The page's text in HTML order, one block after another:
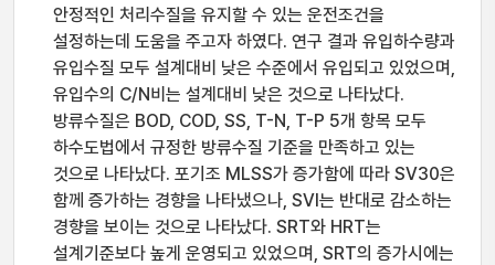
안정적인 처리수질을 유지할 수 있는 운전조건을
설정하는데 도움을 주고자 하였다. 연구 결과 유입하수량과
유입수질 모두 설계대비 낮은 수준에서 유입되고 있었으며,
유입수의 C/N비는 설계대비 낮은 것으로 나타났다.
방류수질은 BOD, COD, SS, T-N, T-P 5개 항목 모두
하수도법에서 규정한 방류수질 기준을 만족하고 있는
것으로 나타났다. 포기조 MLSS가 증가함에 따라 SV30은
함께 증가하는 경향을 나타냈으나, SVI는 반대로 감소하는
경향을 보이는 것으로 나타났다. SRT와 HRT는
설계기준보다 높게 운영되고 있었으며, SRT의 증가시에는